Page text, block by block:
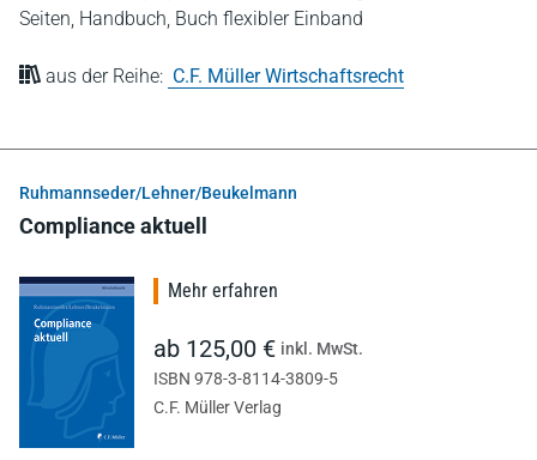
Seiten, Handbuch, Buch flexibler Einband
aus der Reihe: C.F. Müller Wirtschaftsrecht
Ruhmannseder/Lehner/Beukelmann
Compliance aktuell
Mehr erfahren
ab 125,00 € inkl. MwSt.
ISBN 978-3-8114-3809-5
C.F. Müller Verlag